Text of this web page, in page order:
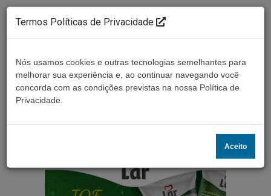
Termos Políticas de Privacidade
Nós usamos cookies e outras tecnologias semelhantes para
melhorar sua experiência e, ao continuar navegando você
concorda com as condições previstas na nossa Política de
Privacidade.
Aceito